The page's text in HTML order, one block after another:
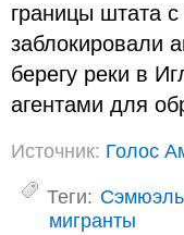
границы штата
заблокировали
берегу реки в
агентами для
Источник: Голос
Теги:
мигранты